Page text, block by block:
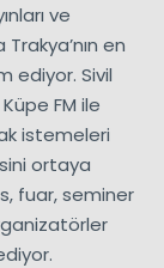
ve
en
ediyor. Sivil
FM ile
istemeleri
ortaya
fuar, seminer